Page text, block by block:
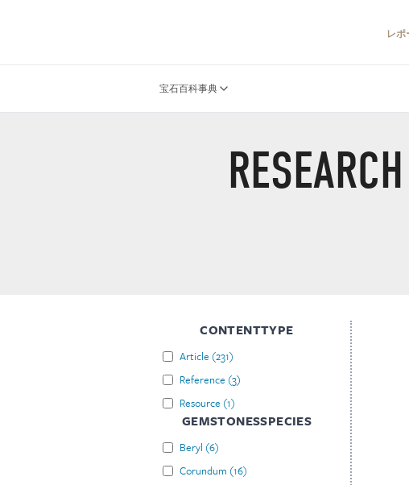
レ
宝石百科事典
CONTENTTYPE
Article (231)
Reference (3)
Resource (1)
GEMSTONESSPECIES
Beryl (6)
Corundum (16)